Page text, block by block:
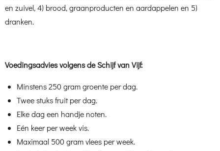
en zuivel, 4) brood, graanproducten en aardappelen en 5)
dranken.
Voedingsadvies volgens de Schijf van Vijf:
Minstens 250 gram groente per dag.
Twee stuks fruit per dag.
Elke dag een handje noten.
Eén keer per week vis.
Maximaal 500 gram vlees per week.